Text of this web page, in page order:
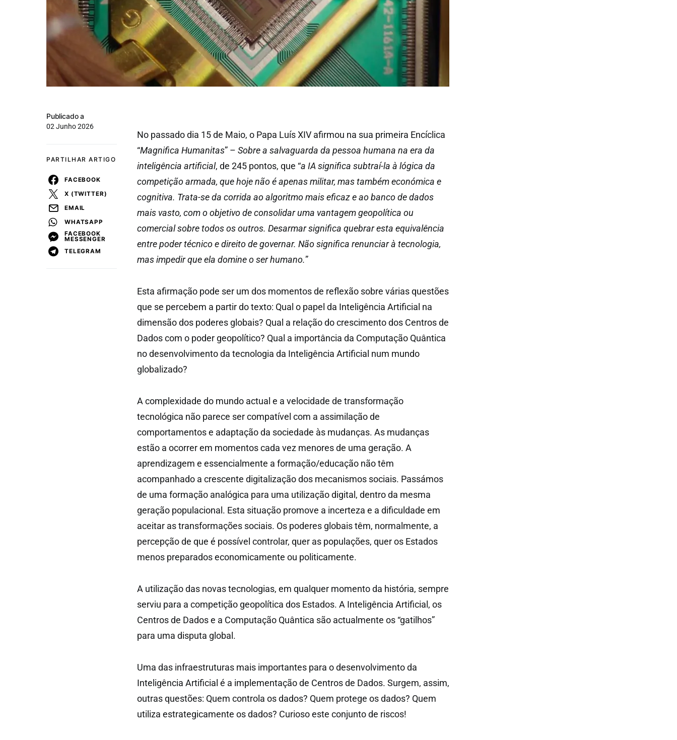
Publicado a
02 Junho 2026
PARTILHAR ARTIGO
FACEBOOK
X (TWITTER)
EMAIL
WHATSAPP
FACEBOOK
MESSENGER
TELEGRAM
No passado dia 15 de Maio, o Papa Luís XIV afirmou na sua primeira Encíclica
“Magnifica Humanitas” – Sobre a salvaguarda da pessoa humana na era da
inteligência artificial, de 245 pontos, que “a IA significa subtraí-la à lógica da
competição armada, que hoje não é apenas militar, mas também económica e
cognitiva. Trata-se da corrida ao algoritmo mais eficaz e ao banco de dados
mais vasto, com o objetivo de consolidar uma vantagem geopolítica ou
comercial sobre todos os outros. Desarmar significa quebrar esta equivalência
entre poder técnico e direito de governar. Não significa renunciar à tecnologia,
mas impedir que ela domine o ser humano.”
Esta afirmação pode ser um dos momentos de reflexão sobre várias questões
que se percebem a partir do texto: Qual o papel da Inteligência Artificial na
dimensão dos poderes globais? Qual a relação do crescimento dos Centros de
Dados com o poder geopolítico? Qual a importância da Computação Quântica
no desenvolvimento da tecnologia da Inteligência Artificial num mundo
globalizado?
A complexidade do mundo actual e a velocidade de transformação
tecnológica não parece ser compatível com a assimilação de
comportamentos e adaptação da sociedade às mudanças. As mudanças
estão a ocorrer em momentos cada vez menores de uma geração. A
aprendizagem e essencialmente a formação/educação não têm
acompanhado a crescente digitalização dos mecanismos sociais. Passámos
de uma formação analógica para uma utilização digital, dentro da mesma
geração populacional. Esta situação promove a incerteza e a dificuldade em
aceitar as transformações sociais. Os poderes globais têm, normalmente, a
percepção de que é possível controlar, quer as populações, quer os Estados
menos preparados economicamente ou politicamente.
A utilização das novas tecnologias, em qualquer momento da história, sempre
serviu para a competição geopolítica dos Estados. A Inteligência Artificial, os
Centros de Dados e a Computação Quântica são actualmente os “gatilhos”
para uma disputa global.
Uma das infraestruturas mais importantes para o desenvolvimento da
Inteligência Artificial é a implementação de Centros de Dados. Surgem, assim,
outras questões: Quem controla os dados? Quem protege os dados? Quem
utiliza estrategicamente os dados? Curioso este conjunto de riscos!